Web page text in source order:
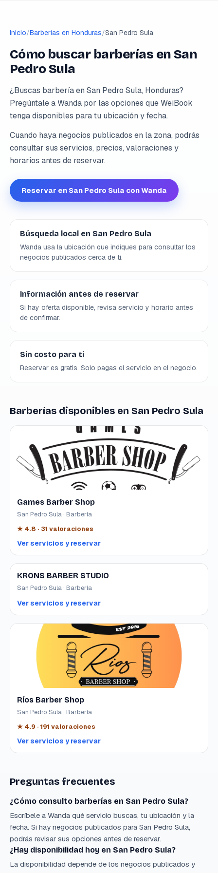
Inicio/Barberías en Honduras/San Pedro Sula
Cómo buscar barberías en San
Pedro Sula
¿Buscas barbería en San Pedro Sula, Honduras?
Pregúntale a Wanda por las opciones que WeiBook
tenga disponibles para tu ubicación y fecha.
Cuando haya negocios publicados en la zona, podrás
consultar sus servicios, precios, valoraciones y
horarios antes de reservar.
Reservar en San Pedro Sula con Wanda
Búsqueda local en San Pedro Sula
Wanda usa la ubicación que indiques para consultar los
negocios publicados cerca de ti.
Información antes de reservar
Si hay oferta disponible, revisa servicio y horario antes
de confirmar.
Sin costo para ti
Reservar es gratis. Solo pagas el servicio en el negocio.
Barberías disponibles en San Pedro Sula
Games Barber Shop
San Pedro Sula · Barbería
★ 4.8 · 31 valoraciones
Ver servicios y reservar
KRONS BARBER STUDIO
San Pedro Sula · Barbería
Ver servicios y reservar
Ríos Barber Shop
San Pedro Sula · Barbería
★ 4.9 · 191 valoraciones
Ver servicios y reservar
Preguntas frecuentes
¿Cómo consulto barberías en San Pedro Sula?
Escríbele a Wanda qué servicio buscas, tu ubicación y la
fecha. Si hay negocios publicados para San Pedro Sula,
podrás revisar sus opciones antes de reservar.
¿Hay disponibilidad hoy en San Pedro Sula?
La disponibilidad depende de los negocios publicados y